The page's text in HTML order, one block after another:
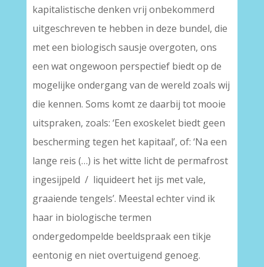
kapitalistische denken vrij onbekommerd
uitgeschreven te hebben in deze bundel, die
met een biologisch sausje overgoten, ons
een wat ongewoon perspectief biedt op de
mogelijke ondergang van de wereld zoals wij
die kennen. Soms komt ze daarbij tot mooie
uitspraken, zoals: ‘Een exoskelet biedt geen
bescherming tegen het kapitaal’, of: ‘Na een
lange reis (…) is het witte licht de permafrost
ingesijpeld / liquideert het ijs met vale,
graaiende tengels’. Meestal echter vind ik
haar in biologische termen
ondergedompelde beeldspraak een tikje
eentonig en niet overtuigend genoeg.